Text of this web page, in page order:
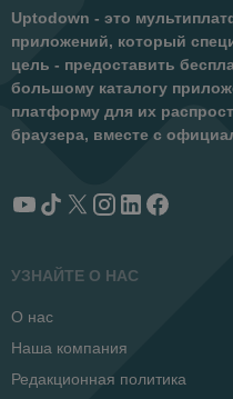
Uptodown - это
приложений, который
цель - предоставить
большому каталогу
платформу для их
браузера, вместе с
УЗНАЙТЕ О НАС
О нас
Наша компания
Редакционная политика